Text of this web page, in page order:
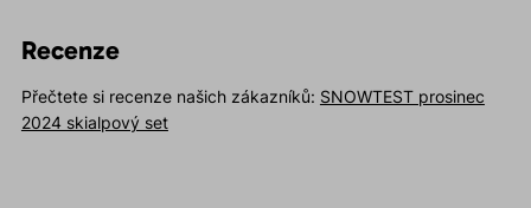
Recenze
Přečtete si recenze našich zákazníků: SNOWTEST prosinec
2024 skialpový set